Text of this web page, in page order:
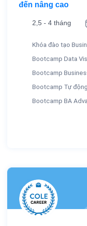
đến nâng cao
2,5 - 4 tháng
Khóa đào tạo
Bootcamp Data
Bootcamp
Bootcamp Tự
Bootcamp BA